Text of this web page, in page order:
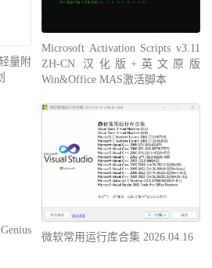
量附
Microsoft Activation Scripts v3.11
ZH-CN 汉化版+英文原版
Win&Office MAS激活脚本
微软常用运行库合集 2026.04.16